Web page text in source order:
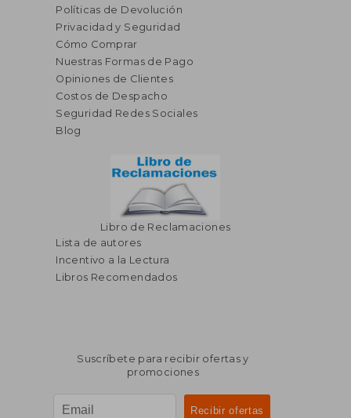
Políticas de Devolución
Privacidad y Seguridad
Cómo Comprar
Nuestras Formas de Pago
Opiniones de Clientes
Costos de Despacho
Seguridad Redes Sociales
Blog
Libro de Reclamaciones
Lista de autores
Incentivo a la Lectura
Libros Recomendados
Suscríbete para recibir ofertas y
promociones